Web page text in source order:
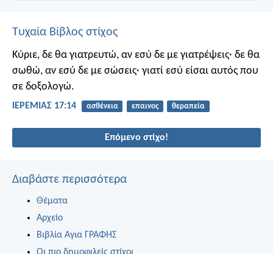
Τυχαία Βίβλος στίχος
Κύριε, δε θα γιατρευτώ, αν εσύ δε με γιατρέψεις· δε θα
σωθώ, αν εσύ δε με σώσεις· γιατί εσύ είσαι αυτός που
σε δοξολογώ.
ΙΕΡΕΜΙΑΣ 17:14 ασθένεια επαινος θεραπεία
Επόμενο στίχο!
Διαβάστε περισσότερα
Θέματα
Αρχείο
Βιβλία Αγια ΓΡΑΦΗΣ